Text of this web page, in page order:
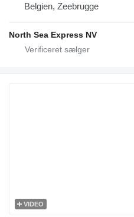
Belgien, Zeebrugge
North Sea Express NV
VIDEO